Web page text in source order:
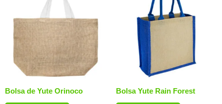
Bolsa de Yute Orinoco Bolsa Yute Rain Forest